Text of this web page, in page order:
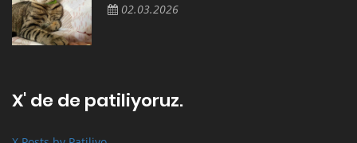
02.03.2026
X' de de patiliyoruz.